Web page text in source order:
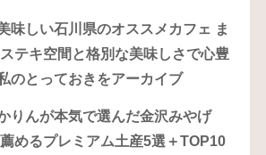
味しい石川県のオススメカフェ ま
テキ空間と格別な美味しさで心豊
のとっておきをアーカイブ
りんが本気で選んだ金沢みやげ
めるプレミアム土産5選＋TOP10